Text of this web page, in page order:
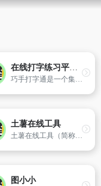
在线打字练习平台 - 巧手打字通
巧手打字通是一个集打字练习、打字速度测试、打字教学、打字游戏娱乐于一体的综合性打字学习训练平台。支持中文打字练习、英文打字训练、拼音打字课程、双拼及五笔打字教程，能够快速提升您的打字速度和准确性,能够满足各种水平的用户。
土薯在线工具
土薯在线工具（简称：土薯工具）提供超100款免费在线工具，包括图片编辑、格式转换、AI助手、开发工具等。无需下载，即开即用，一站式满足您的各类工具需求。
图小小